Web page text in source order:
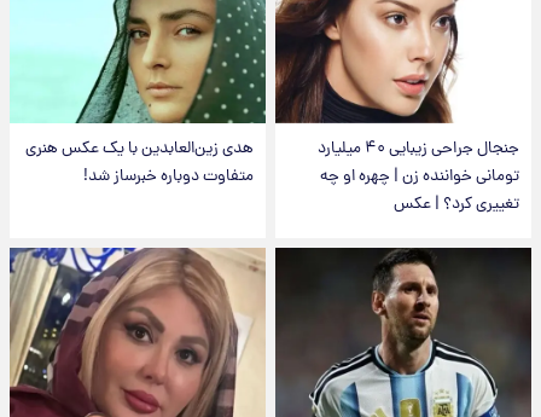
جنجال جراحی زیبایی ۴۰ میلیارد
تومانی خواننده زن | چهره او چه
تغییری کرد؟ | عکس
هدی زین‌العابدین با یک عکس هنری
متفاوت دوباره خبرساز شد!